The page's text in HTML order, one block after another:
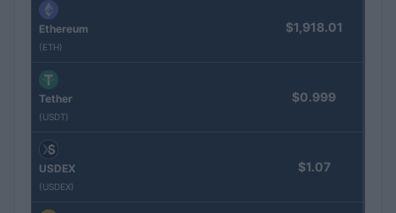
Ethereum
(ETH)
$1,918.01
Tether
(USDT)
$0.999
USDEX
(USDEX)
$1.07